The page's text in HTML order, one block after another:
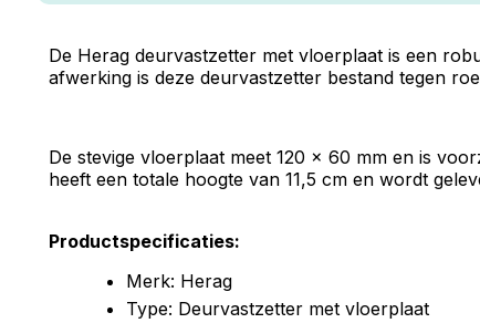
De Herag deurvastzetter met vloerplaat is een
afwerking is deze deurvastzetter bestand tegen
De stevige vloerplaat meet 120 x 60 mm en is
heeft een totale hoogte van 11,5 cm en wordt
Productspecificaties:
Merk: Herag
Type: Deurvastzetter met vloerplaat